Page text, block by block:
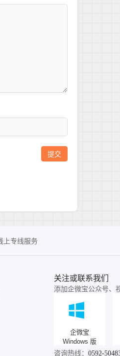
上专线服务
关注或联系我们
添加企微宝公众号、
企微宝
Windows 版
咨询热线：0592-